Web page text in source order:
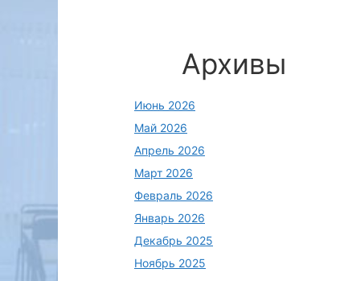
Архивы
Июнь 2026
Май 2026
Апрель 2026
Март 2026
Февраль 2026
Январь 2026
Декабрь 2025
Ноябрь 2025